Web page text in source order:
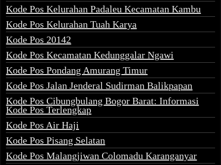
Kode Pos Kelurahan Padaleu Kecamatan Kambu
Kode Pos Kelurahan Tuah Karya
Kode Pos 20142
Kode Pos Kecamatan Kedunggalar Ngawi
Kode Pos Pondang Amurang Timur
Kode Pos Jalan Jenderal Sudirman Balikpapan
Kode Pos Cibungbulang Bogor Barat: Informasi
Kode Pos Terlengkap
Kode Pos Air Haji
Kode Pos Pisang Selatan
Kode Pos Malangjiwan Colomadu Karanganyar